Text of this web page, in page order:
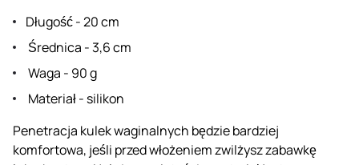
Długość - 20 cm
Średnica - 3,6 cm
Waga - 90 g
Materiał - silikon
Penetracja kulek waginalnych będzie bardziej
komfortowa, jeśli przed włożeniem zwilżysz zabawkę